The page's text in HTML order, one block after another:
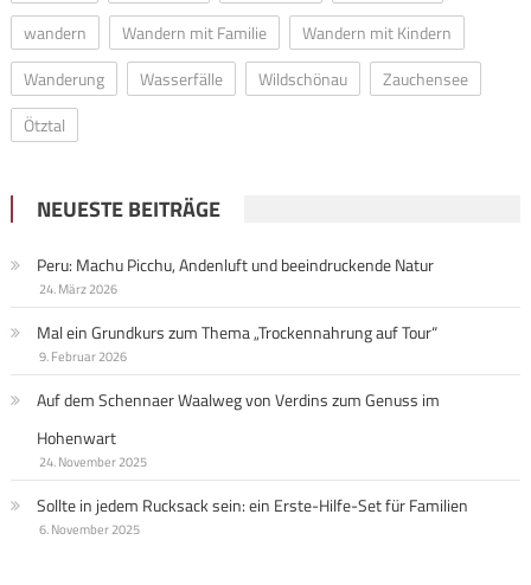
wandern
Wandern mit Familie
Wandern mit Kindern
Wanderung
Wasserfälle Wildschönau
Zauchensee
Ötztal
NEUESTE BEITRÄGE
Peru: Machu Picchu, Andenluft und beeindruckende Natur
24. März 2026
Mal ein Grundkurs zum Thema „Trockennahrung auf Tour“
9. Februar 2026
Auf dem Schennaer Waalweg von Verdins zum Genuss im
Hohenwart
24. November 2025
Sollte in jedem Rucksack sein: ein Erste-Hilfe-Set für Familien
6. November 2025